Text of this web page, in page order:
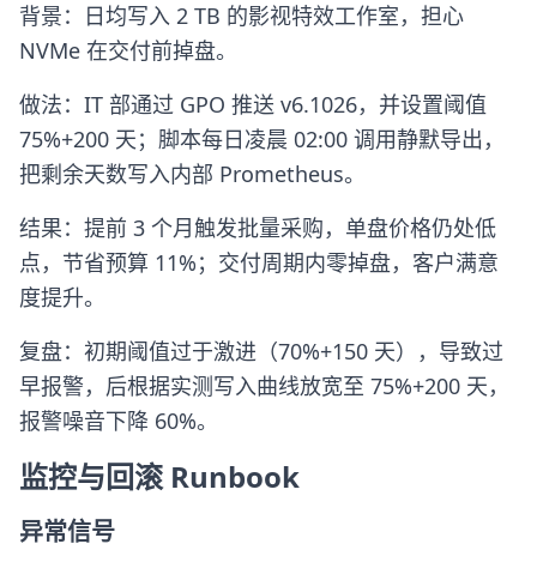
背景：日均写入 2 TB 的影视特效工作室，担心
NVMe 在交付前掉盘。
做法：IT 部通过 GPO 推送 v6.1026，并设置阈值
75%+200 天；脚本每日凌晨 02:00 调用静默导出，
把剩余天数写入内部 Prometheus。
结果：提前 3 个月触发批量采购，单盘价格仍处低
点，节省预算 11%；交付周期内零掉盘，客户满意
度提升。
复盘：初期阈值过于激进（70%+150 天），导致过
早报警，后根据实测写入曲线放宽至 75%+200 天，
报警噪音下降 60%。
监控与回滚 Runbook
异常信号